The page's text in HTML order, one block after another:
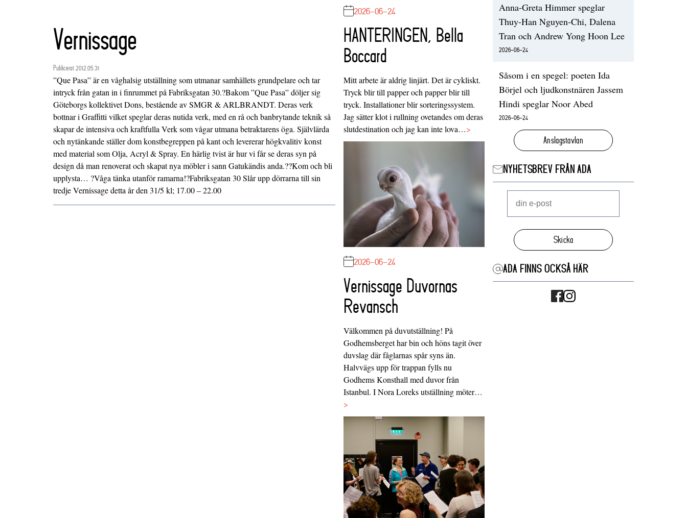
Vernissage
Publicerat 2012.05.31
”Que Pasa” är en våghalsig utställning som utmanar samhällets grundpelare och tar
intryck från gatan in i finrummet på Fabriksgatan 30.?Bakom ”Que Pasa” döljer sig
Göteborgs kollektivet Dons, bestående av SMGR & ARLBRANDT. Deras verk
bottnar i Graffitti vilket speglar deras nutida verk, med en rå och banbrytande teknik så
skapar de intensiva och kraftfulla Verk som vågar utmana betraktarens öga. Självlärda
och nytänkande ställer dom konstbegreppen på kant och levererar högkvalitiv konst
med material som Olja, Acryl & Spray. En härlig tvist är hur vi får se deras syn på
design då man renoverat och skapat nya möbler i sann Gatukändis anda.??Kom och bli
upplysta… ?Våga tänka utanför ramarna!?Fabriksgatan 30 Slår upp dörrarna till sin
tredje Vernissage detta år den 31/5 kl; 17.00 – 22.00
2026-06-24
HANTERINGEN, Bella
Boccard
Mitt arbete är aldrig linjärt. Det är cykliskt.
Tryck blir till papper och papper blir till
tryck. Installationer blir sorteringssystem.
Jag sätter klot i rullning ovetandes om deras
slutdestination och jag kan inte lova…>
2026-06-24
Vernissage Duvornas
Revansch
Välkommen på duvutställning! På
Godhemsberget har bin och höns tagit över
duvslag där fåglarnas spår syns än.
Halvvägs upp för trappan fylls nu
Godhems Konsthall med duvor från
Istanbul. I Nora Loreks utställning möter…
>
Anna-Greta Himmer speglar
Thuy-Han Nguyen-Chi, Dalena
Tran och Andrew Yong Hoon Lee
2026-06-24
Såsom i en spegel: poeten Ida
Börjel och ljudkonstnären Jassem
Hindi speglar Noor Abed
2026-06-24
Anslagstavlan
NYHETSBREV FRÅN ADA
Skicka
ADA FINNS OCKSÅ HÄR